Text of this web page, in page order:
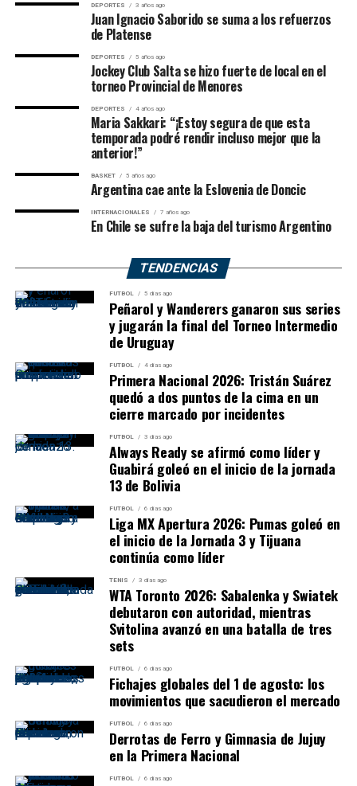
La semifinalista de Toronto 2024 resolvió así el
encuentro con dos marcadores idénticos.
Jessica Pegula 6-4 y 6-0 a Kamilla
Rakhimova
Pegula necesitó trabajar durante el primer parcial, pero
una vez que logró ganarlo dominó totalmente el
La lluvia volvió a interrumpir el encuentro cuando la
estadounidense estaba 4-0 y muy cerca de la
clasificación. Tras la reanudación terminó rápidamente
el trabajo.
Diana Shnaider.
Marta Kostyuk 6-3 y 6-1 a Madison
DEPORTES 3 años ago
Juan Ignacio Saborido se suma a los refuerzos
de Platense
DEPORTES 5 años ago
Jockey Club Salta se hizo fuerte de local en el
torneo Provincial de Menores
DEPORTES 4 años ago
Maria Sakkari: “¡Estoy segura de que esta
temporada podré rendir incluso mejor que la
anterior!”
BASKET 5 años ago
Argentina cae ante la Eslovenia de Doncic
INTERNACIONALES 7 años ago
En Chile se sufre la baja del turismo Argentino
TENDENCIAS
FUTBOL 5 días ago
Peñarol y Wanderers ganaron sus series
y jugarán la final del Torneo Intermedio
de Uruguay
FUTBOL 4 días ago
Primera Nacional 2026: Tristán Suárez
quedó a dos puntos de la cima en un
cierre marcado por incidentes
FUTBOL 3 días ago
Always Ready se afirmó como líder y
Guabirá goleó en el inicio de la jornada
13 de Bolivia
FUTBOL 6 días ago
Liga MX Apertura 2026: Pumas goleó en
el inicio de la Jornada 3 y Tijuana
continúa como líder
TENIS 3 días ago
WTA Toronto 2026: Sabalenka y Swiatek
debutaron con autoridad, mientras
Svitolina avanzó en una batalla de tres
sets
FUTBOL 6 días ago
Fichajes globales del 1 de agosto: los
movimientos que sacudieron el mercado
FUTBOL 6 días ago
Derrotas de Ferro y Gimnasia de Jujuy
en la Primera Nacional
FUTBOL 6 días ago